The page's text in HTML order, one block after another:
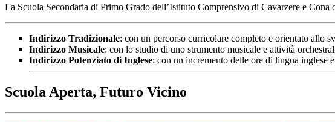
La Scuola Secondaria di Primo Grado dell’Istituto Comprensivo di Cavarzere e Cona
Indirizzo Tradizionale: con un percorso curricolare completo e orientato allo
Indirizzo Musicale: con lo studio di uno strumento musicale e attività
Indirizzo Potenziato di Inglese: con un incremento delle ore di lingua inglese
Scuola Aperta, Futuro Vicino